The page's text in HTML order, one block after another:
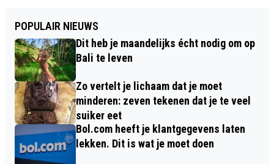
POPULAIR NIEUWS
Dit heb je maandelijks écht nodig om op
Bali te leven
Zo vertelt je lichaam dat je moet
minderen: zeven tekenen dat je te veel
suiker eet
Bol.com heeft je klantgegevens laten
lekken. Dit is wat je moet doen